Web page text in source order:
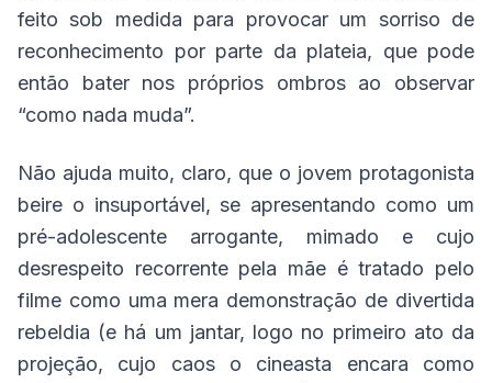
feito sob medida para provocar um sorriso de
reconhecimento por parte da plateia, que pode
então bater nos próprios ombros ao observar
“como nada muda”.
Não ajuda muito, claro, que o jovem protagonista
beire o insuportável, se apresentando como um
pré-adolescente arrogante, mimado e cujo
desrespeito recorrente pela mãe é tratado pelo
filme como uma mera demonstração de divertida
rebeldia (e há um jantar, logo no primeiro ato da
projeção, cujo caos o cineasta encara como